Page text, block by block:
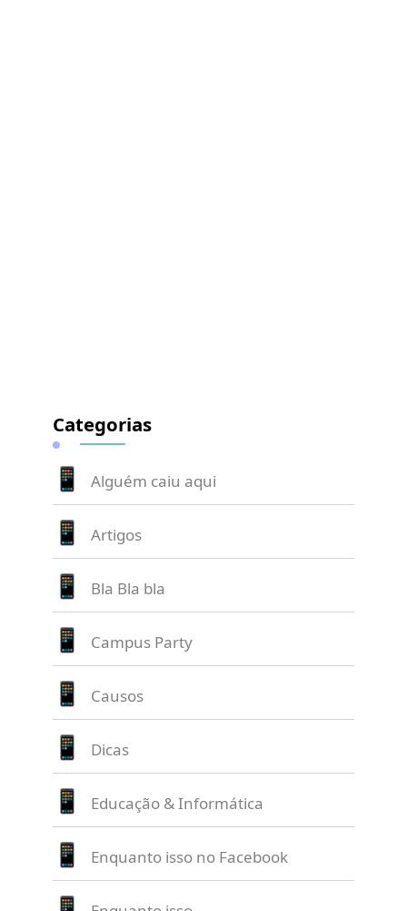
Categorias
Alguém caiu aqui
Artigos
Bla Bla bla
Campus Party
Causos
Dicas
Educação & Informática
Enquanto isso no Facebook